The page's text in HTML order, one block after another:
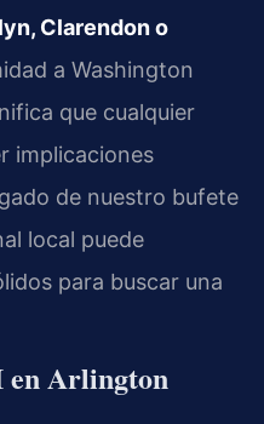
Clarendon o
a Washington
que cualquier
implicaciones
de nuestro bufete
local puede
para buscar una
en Arlington